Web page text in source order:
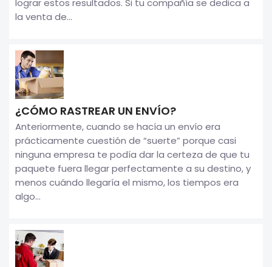
la venta de...
¿CÓMO RASTREAR UN ENVÍO?
Anteriormente, cuando se hacía un envío era
prácticamente cuestión de “suerte” porque casi
ninguna empresa te podía dar la certeza de que tu
paquete fuera llegar perfectamente a su destino, y
menos cuándo llegaría el mismo, los tiempos era
algo...